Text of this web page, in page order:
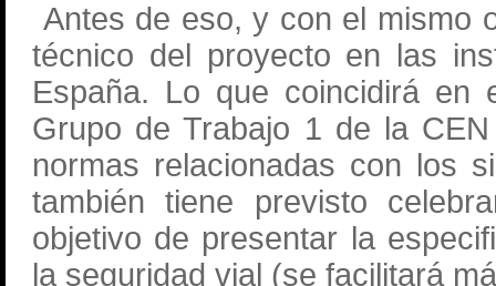
Antes de eso, y con el mismo
técnico del proyecto en las
España. Lo que coincidirá en
Grupo de Trabajo 1 de la
normas relacionadas con los
también tiene previsto
objetivo de presentar la
la seguridad vial (se facilitará